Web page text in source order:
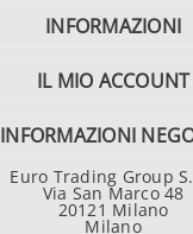
INFORMAZIONI
IL MIO ACCOUNT
INFORMAZIONI
Euro Trading Group
Via San Marco 48
20121 Milano
Milano